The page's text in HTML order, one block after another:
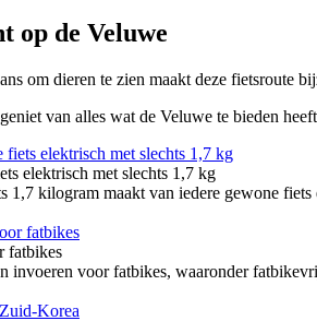
op de Veluwe
om dieren te zien maakt deze fietsroute
van alles wat de Veluwe te bieden
elektrisch met slechts 1,7 kg
1,7 kilogram maakt van iedere gewone
fatbikes
invoeren voor fatbikes, waaronder